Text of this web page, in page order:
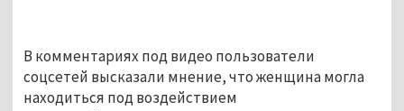
В комментариях под видео пользователи
соцсетей высказали мнение, что женщина могла
находиться под воздействием